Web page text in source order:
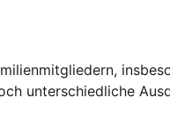
unterschiedliche